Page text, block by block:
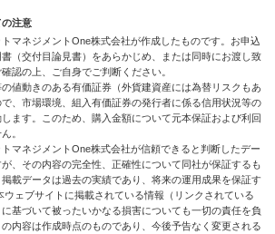
注意
マネジメントOne株式会社が作成したものです。お申込
（交付目論見書）をあらかじめ、または同時にお渡し致
認の上、ご自身でご判断ください。
値動きのある有価証券（外貨建資産には為替リスクもあ
、市場環境、組入有価証券の発行者に係る信用状況等の
ます。このため、購入金額について元本保証および利回
。
マネジメントOne株式会社が信頼できると判断したデー
、その内容の完全性、正確性について同社が保証するも
載データは過去の実績であり、将来の運用成果を保証す
ウェブサイトに掲載されている情報（リンクされている
基づいて被ったいかなる損害についても一切の責任を負
内容は作成時点のものであり、今後予告なく変更される